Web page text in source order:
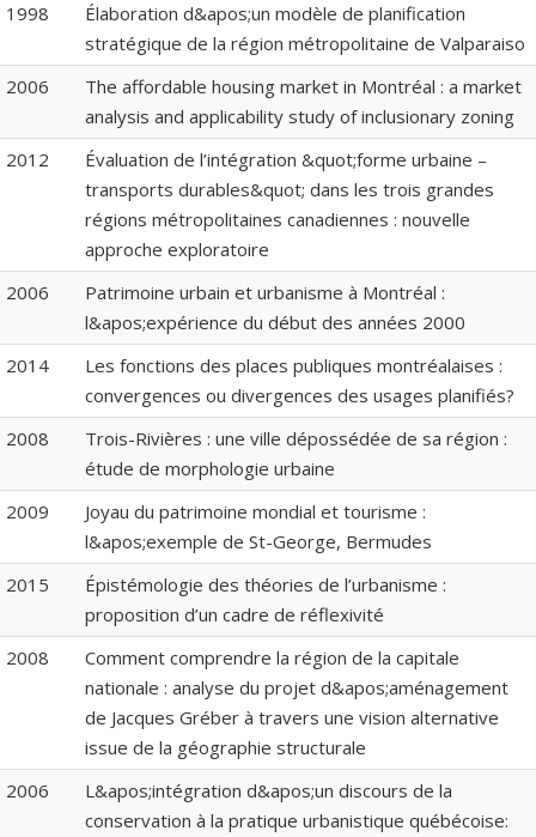
1998
Élaboration d&apos;un modèle de planification
stratégique de la région métropolitaine de Valparaiso
2006
The affordable housing market in Montréal : a market
analysis and applicability study of inclusionary zoning
2012
Évaluation de l’intégration &quot;forme urbaine –
transports durables&quot; dans les trois grandes
régions métropolitaines canadiennes : nouvelle
approche exploratoire
2006
Patrimoine urbain et urbanisme à Montréal :
l&apos;expérience du début des années 2000
2014
Les fonctions des places publiques montréalaises :
convergences ou divergences des usages planifiés?
2008
Trois-Rivières : une ville dépossédée de sa région :
étude de morphologie urbaine
2009
Joyau du patrimoine mondial et tourisme :
l&apos;exemple de St-George, Bermudes
2015
Épistémologie des théories de l’urbanisme :
proposition d’un cadre de réflexivité
2008
Comment comprendre la région de la capitale
nationale : analyse du projet d&apos;aménagement
de Jacques Gréber à travers une vision alternative
issue de la géographie structurale
2006
L&apos;intégration d&apos;un discours de la
conservation à la pratique urbanistique québécoise: